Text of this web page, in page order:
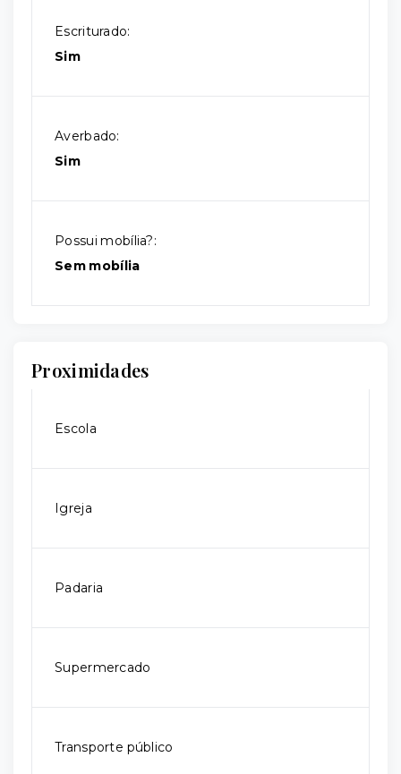
Escriturado:
Sim
Averbado:
Sim
Possui mobília?:
Sem mobília
Proximidades
Escola
Igreja
Padaria
Supermercado
Transporte público